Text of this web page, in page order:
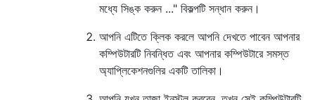
মধ্যে সিঙ্ক করুন ..." বিকল্পটি সন্ধান করুন।
আপনি এটিতে ক্লিক করলে আপনি দেখতে পাবেন আপনার
কম্পিউটারটি নিবন্ধিত এবং আপনার কম্পিউটারে সমস্ত
অ্যাপ্লিকেশনগুলির একটি তালিকা।